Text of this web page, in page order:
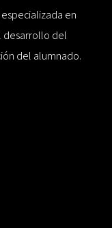
en
desarrollo del
del alumnado.